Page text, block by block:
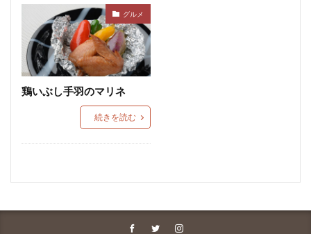
グルメ
鶏いぶし手羽のマリネ
続きを読む